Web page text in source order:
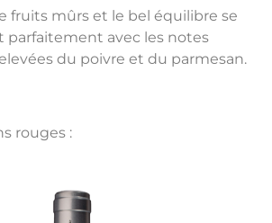
fruits mûrs et le bel équilibre se
parfaitement avec les notes
du poivre et du parmesan.
rouges :